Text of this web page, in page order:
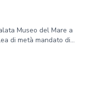
Museo del Mare a
di metà mandato di...